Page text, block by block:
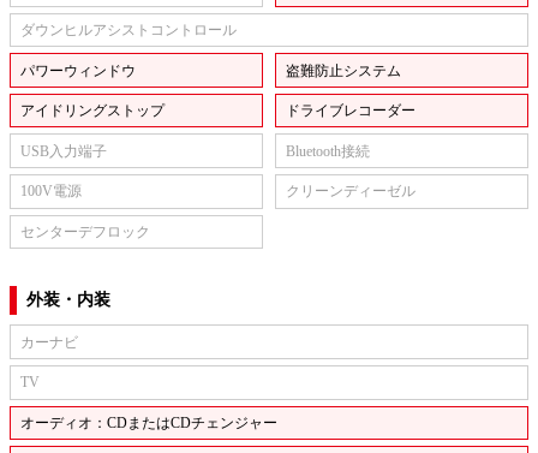
ダウンヒルアシストコントロール
パワーウィンドウ 盗難防止システム
アイドリングストップ ドライブレコーダー
USB入力端子 Bluetooth接続
100V電源 クリーンディーゼル
センターデフロック
外装・内装
カーナビ
TV
オーディオ：CDまたはCDチェンジャー